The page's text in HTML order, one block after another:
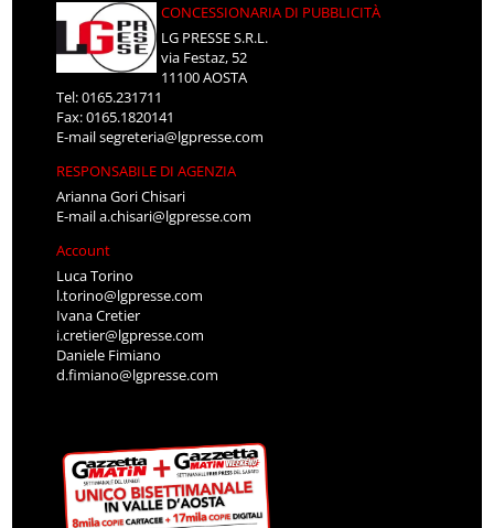
CONCESSIONARIA DI PUBBLICITÀ
LG PRESSE S.R.L.
via Festaz, 52
11100 AOSTA
Tel: 0165.231711
Fax: 0165.1820141
E-mailsegreteria@lgpresse.com
RESPONSABILE DI AGENZIA
Arianna Gori Chisari
E-maila.chisari@lgpresse.com
Account
Luca Torino
l.torino@lgpresse.com
Ivana Cretier
i.cretier@lgpresse.com
Daniele Fimiano
d.fimiano@lgpresse.com